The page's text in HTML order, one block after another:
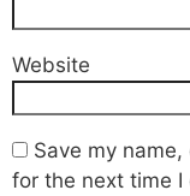
Website
Save my
for the next time I